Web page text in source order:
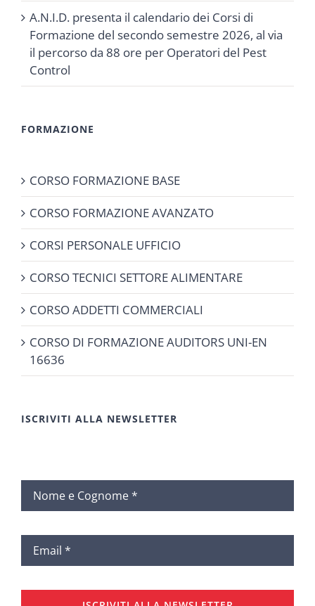
A.N.I.D. presenta il calendario dei Corsi di
Formazione del secondo semestre 2026, al via
il percorso da 88 ore per Operatori del Pest
Control
FORMAZIONE
CORSO FORMAZIONE BASE
CORSO FORMAZIONE AVANZATO
CORSI PERSONALE UFFICIO
CORSO TECNICI SETTORE ALIMENTARE
CORSO ADDETTI COMMERCIALI
CORSO DI FORMAZIONE AUDITORS UNI-EN
16636
ISCRIVITI ALLA NEWSLETTER